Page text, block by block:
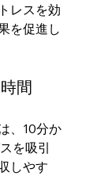
レスを効
を促進し
間
、10分か
を吸引
しやす